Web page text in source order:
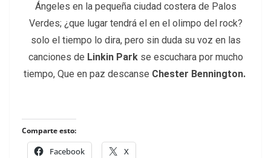
Ángeles en la pequeña ciudad costera de Palos
Verdes; ¿que lugar tendrá el en el olimpo del rock?
solo el tiempo lo dira, pero sin duda su voz en las
canciones de Linkin Parkse escuchara por mucho
tiempo, Que en paz descanse Chester Bennington.
Comparte esto:
Facebook X